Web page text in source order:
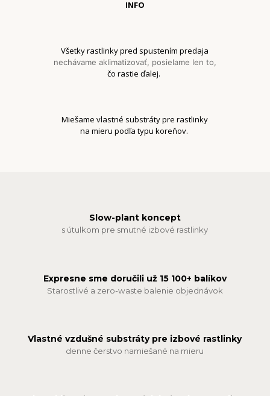
INFO
Všetky rastlinky pred spustením predaja
nechávame aklimatizovať, posielame len to,
čo rastie ďalej.
Miešame vlastné substráty pre rastlinky
na mieru podľa typu koreňov.
Slow-plant koncept
s útulkom pre smutné izbové rastlinky
Expresne sme doručili už 15 100+ balíkov
Starostlivé a zero-waste balenie objednávok
Vlastné vzdušné substráty pre izbové rastlinky
denne čerstvo namiešané na mieru